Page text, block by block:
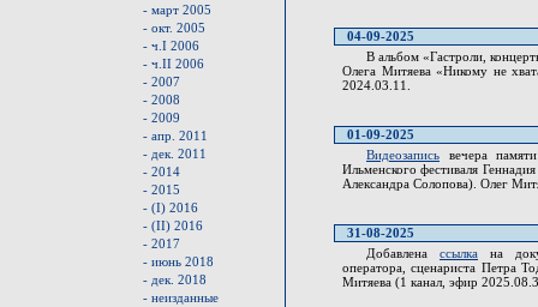
- март 2005
- окт. 2005
- ч.I 2006
- ч.II 2006
- 2007
- 2008
- 2009
- апр. 2011
- дек. 2011
- 2014
- 2015
- (I) 2016
- (II) 2016
- 2017
- июнь 2018
- дек. 2018
- неизданные
04-09-2025
В альбом «Гастроли,
Олега Митяева «Никому не
2024.03.11.
01-09-2025
Видеозапись вечера
Ильменского фестиваля
Александра Солопова). Олег
31-08-2025
Добавлена ссылка на
оператора, сценариста Петра
Митяева (1 канал, эфир